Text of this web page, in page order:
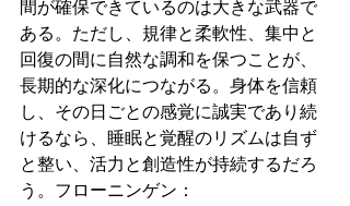
間が確保できているのは大きな武器で
ある。ただし、規律と柔軟性、集中と
回復の間に自然な調和を保つことが、
長期的な深化につながる。身体を信頼
し、その日ごとの感覚に誠実であり続
けるなら、睡眠と覚醒のリズムは自ず
と整い、活力と創造性が持続するだろ
う。フローニンゲン：